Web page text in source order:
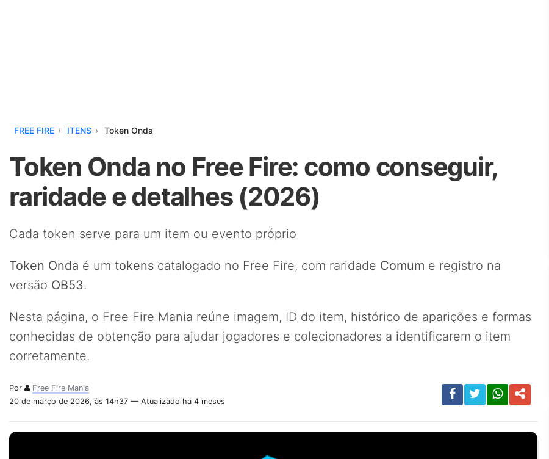
FREE FIRE ITENS Token Onda
Token Onda no Free Fire: como conseguir,
raridade e detalhes (2026)
Cada token serve para um item ou evento próprio
Token Onda é um tokens catalogado no Free Fire, com raridade Comum e registro na
versão OB53.
Nesta página, o Free Fire Mania reúne imagem, ID do item, histórico de aparições e formas
conhecidas de obtenção para ajudar jogadores e colecionadores a identificarem o item
corretamente.
Por
Free Fire Mania
20 de março de 2026, às 14h37 — Atualizado há 4 meses